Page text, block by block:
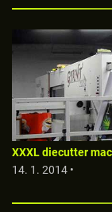
XXXL diecutter
14. 1. 2014 •